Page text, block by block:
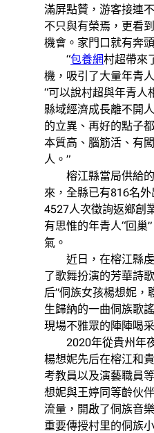
滿屏點贊，游客接連
不只與有榮焉，更看
機會。家門口就有奔
“包養網村超帶來
機，吸引了大量年青
“可以說村超與年青人
縣域經濟成長離不開
的立異、再好的點子
本質高、腦筋活、有
人。”
榕江縣當局供給的
來，全縣已有816名外
4527人次徵詢返鄉創
有思惟的年青人“回巢
氣。
近日，在榕江縣虔
了歌舞扮演的芳華詩
后”侗族女孩楊想妮，
生歸納的一曲侗族歌
現場不雅眾的陣陣喝采
2020年從貴州年夜
楊想妮先后在榕江和
考教員以及演藝職員
想妮與王婷同等齡伙
流量，開啟了侗族音
重要傳授村里的侗族